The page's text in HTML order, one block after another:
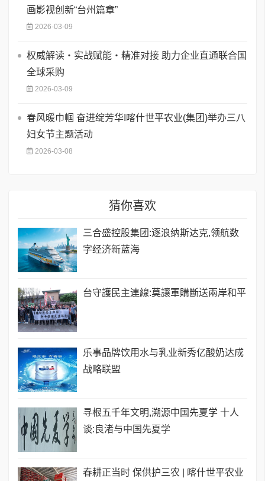
画影视创新“台州篇章”
2026-03-09
权威解读・实战赋能・精准对接 助力企业直通联合国
全球采购
2026-03-09
春风暖巾帼 奋进绽芳华I喀什世平农业(集团)举办三八
妇女节主题活动
2026-03-08
猜你喜欢
三合盛控股集团:逐浪纳斯达克,领航数
字经济新蓝海
台守護民主連線:莫讓軍購斷送兩岸和平
乐事品牌饮用水与乳业新秀亿酸奶达成
战略联盟
寻根五千年文明,溯源中国先夏学 十人
谈:良渚与中国先夏学
春耕正当时 保供护三农 | 喀什世平农业